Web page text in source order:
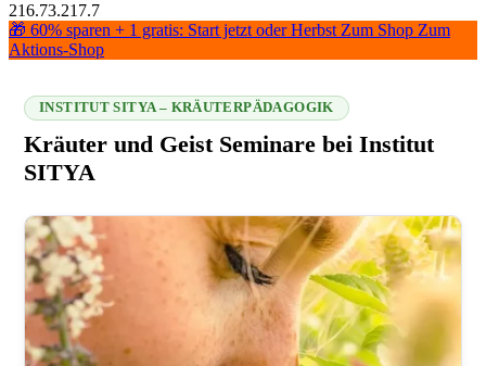
216.73.217.7
🎁 60% sparen + 1 gratis: Start jetzt oder Herbst Zum Shop Zum
Aktions-Shop
INSTITUT SITYA – KRÄUTERPÄDAGOGIK
Kräuter und Geist Seminare bei Institut
SITYA
216.73.217.7 2026-08-07 23:59:13